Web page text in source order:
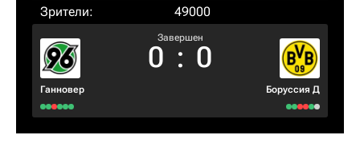
Зрители:
49000
Ганновер
Завершен
0 : 0
Боруссия Д